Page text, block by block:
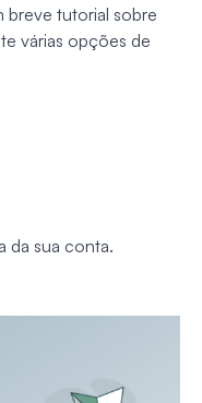
breve tutorial sobre
várias opções de
da sua conta.